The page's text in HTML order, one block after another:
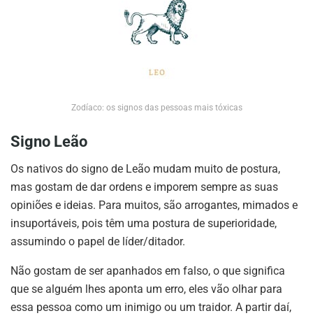
Zodíaco: os signos das pessoas mais tóxicas
Signo Leão
Os nativos do signo de Leão mudam muito de postura,
mas gostam de dar ordens e imporem sempre as suas
opiniões e ideias. Para muitos, são arrogantes, mimados e
insuportáveis, pois têm uma postura de superioridade,
assumindo o papel de líder/ditador.
Não gostam de ser apanhados em falso, o que significa
que se alguém lhes aponta um erro, eles vão olhar para
essa pessoa como um inimigo ou um traidor. A partir daí,